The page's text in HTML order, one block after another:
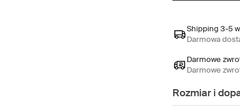
Shipping 3-5
Darmowa
Darmowe
Darmowe
Rozmiar i